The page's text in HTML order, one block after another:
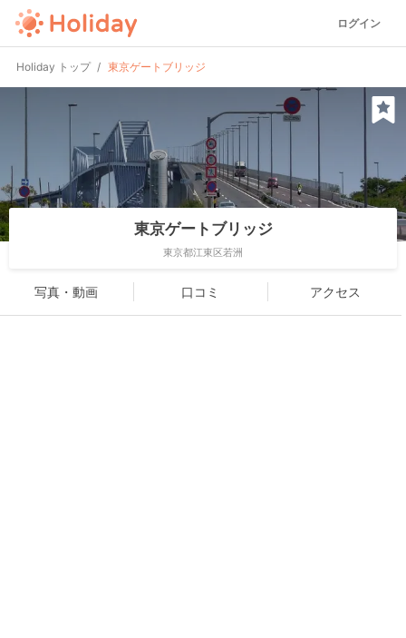
ログイン
Holiday トップ 東京ゲートブリッジ
東京ゲートブリッジ
東京都江東区若洲
写真・動画 口コミ アクセス